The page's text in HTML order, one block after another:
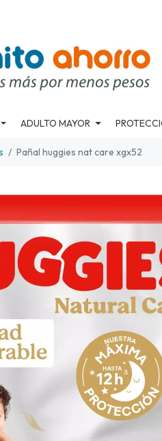
ADULTO MAYOR
Pañal huggies nat care xgx52